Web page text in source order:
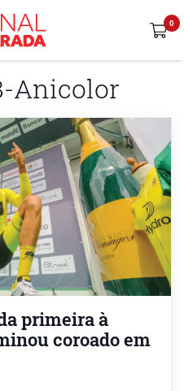
Anicolor
primeira à
coroado em